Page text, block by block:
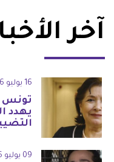
آخر
16 يوليو 2026
تونس
يهدد
09 يوليو 2026